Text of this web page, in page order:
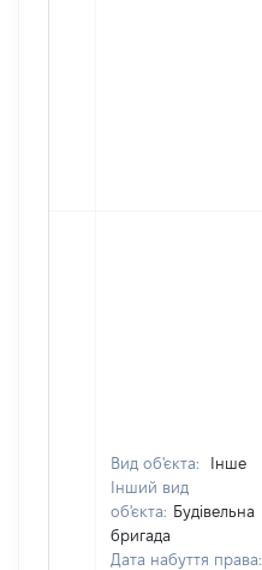
Вид об'єкта:
Інше
Інший вид
об'єкта: Будівельна
бригада
Дата набуття права: